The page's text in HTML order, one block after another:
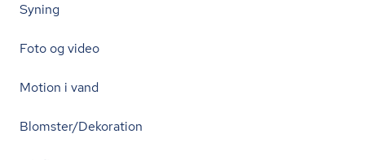
Syning
Foto og video
Motion i vand
Blomster/Dekoration